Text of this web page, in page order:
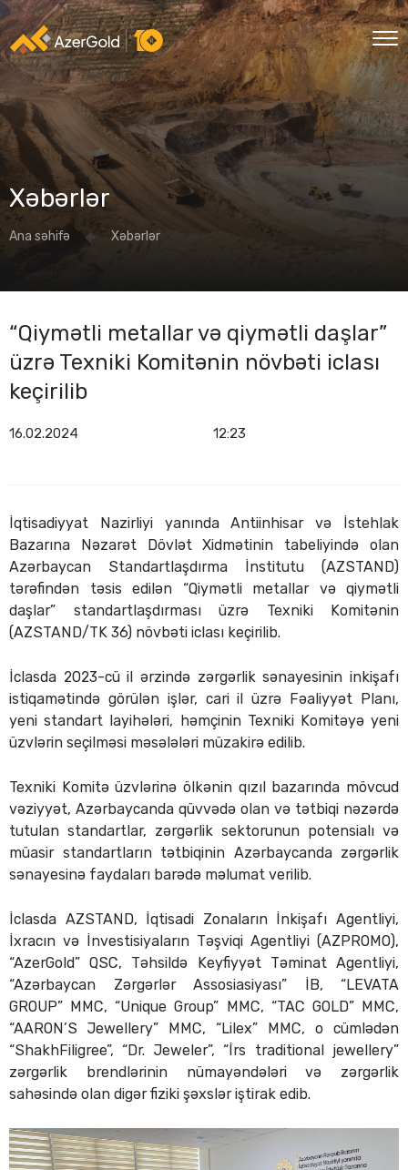
Xəbərlər
Ana səhifə Xəbərlər
“Qiymətli metallar və qiymətli daşlar”
üzrə Texniki Komitənin növbəti iclası
keçirilib
16.02.2024 12:23
İqtisadiyyat Nazirliyi yanında Antiinhisar və İstehlak
Bazarına Nəzarət Dövlət Xidmətinin tabeliyində olan
Azərbaycan Standartlaşdırma İnstitutu (AZSTAND)
tərəfindən təsis edilən “Qiymətli metallar və qiymətli
daşlar” standartlaşdırması üzrə Texniki Komitənin
(AZSTAND/TK 36) növbəti iclası keçirilib.
İclasda 2023-cü il ərzində zərgərlik sənayesinin inkişafı
istiqamətində görülən işlər, cari il üzrə Fəaliyyət Planı,
yeni standart layihələri, həmçinin Texniki Komitəyə yeni
üzvlərin seçilməsi məsələləri müzakirə edilib.
Texniki Komitə üzvlərinə ölkənin qızıl bazarında mövcud
vəziyyət, Azərbaycanda qüvvədə olan və tətbiqi nəzərdə
tutulan standartlar, zərgərlik sektorunun potensialı və
müasir standartların tətbiqinin Azərbaycanda zərgərlik
sənayesinə faydaları barədə məlumat verilib.
İclasda AZSTAND, İqtisadi Zonaların İnkişafı Agentliyi,
İxracın və İnvestisiyaların Təşviqi Agentliyi (AZPROMO),
“AzerGold” QSC, Təhsildə Keyfiyyət Təminat Agentliyi,
“Azərbaycan Zərgərlər Assosiasiyası” İB, “LEVATA
GROUP” MMC, “Unique Group” MMC, “TAC GOLD” MMC,
“AARON’S Jewellery” MMC, “Lilex” MMC, o cümlədən
“ShakhFiligree”, “Dr. Jeweler”, “İrs traditional jewellery”
zərgərlik brendlərinin nümayəndələri və zərgərlik
sahəsində olan digər fiziki şəxslər iştirak edib.